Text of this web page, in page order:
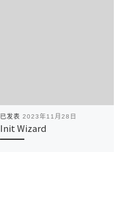
已发表 2023年11月28日
Init Wizard